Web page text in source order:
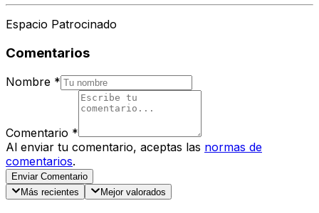
Espacio Patrocinado
Comentarios
Nombre *
Comentario *
Al enviar tu comentario, aceptas las normas de
comentarios.
Enviar Comentario
Más recientes
Mejor valorados